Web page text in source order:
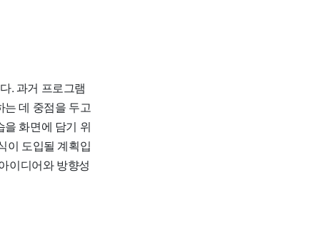
. 과거 프로그램
는 데 중점을 두고
화면에 담기 위
이 도입될 계획입
이디어와 방향성